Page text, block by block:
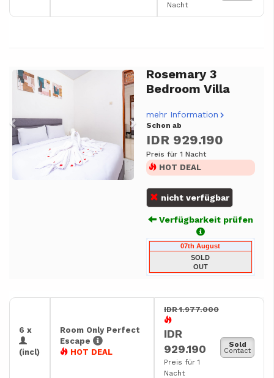
Nacht
Previous NextRosemary 3
Bedroom Villa
mehr Information
Schon ab
IDR 929.190
Preis für 1 Nacht
HOT DEAL
nicht verfügbar
Verfügbarkeit prüfen
07th August
SOLD
OUT
6 x
(incl)
Room Only Perfect
Escape
HOT DEAL
IDR 1.977.000
IDR
929.190
Preis für 1
Nacht
Sold
Contact